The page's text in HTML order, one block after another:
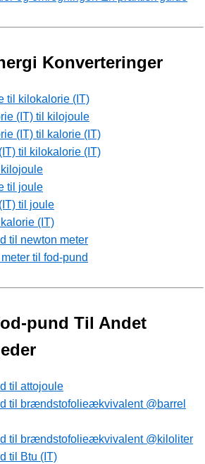
Konverteringer
til kilokalorie (IT)
(IT) til kilojoule
(IT) til kalorie (IT)
til kilokalorie (IT)
til joule
til joule
(IT)
til newton meter
til fod-pund
pund Til Andet
til attojoule
til brændstofolieækvivalent @barrel
til brændstofolieækvivalent @kiloliter
til Btu (IT)